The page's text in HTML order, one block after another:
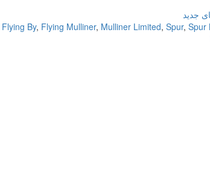
جدید
Flying By, Flying Mulliner, Mulliner Limited, Spur, Spur